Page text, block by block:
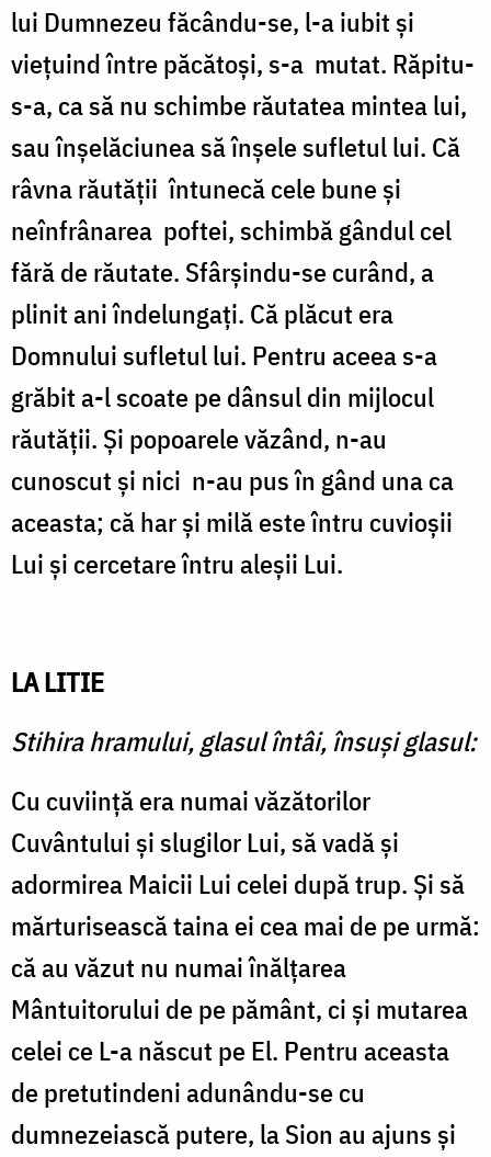
lui Dumnezeu făcându-se, l-a iubit şi
vieţuind între păcătoşi, s-a mutat. Răpitu-
s-a, ca să nu schimbe răutatea mintea lui,
sau înşelăciunea să înşele sufletul lui. Că
râvna răutăţii întunecă cele bune şi
neînfrânarea poftei, schimbă gândul cel
fără de răutate. Sfârşindu-se curând, a
plinit ani îndelungaţi. Că plăcut era
Domnului sufletul lui. Pentru aceea s-a
grăbit a-l scoate pe dânsul din mijlocul
răutăţii. Şi popoarele văzând, n-au
cunoscut şi nici n-au pus în gând una ca
aceasta; că har şi milă este întru cuvioşii
Lui şi cercetare întru aleşii Lui.
LA LITIE
Stihira hramului, glasul întâi, însuşi glasul:
Cu cuviinţă era numai văzătorilor
Cuvântului şi slugilor Lui, să vadă şi
adormirea Maicii Lui celei după trup. Şi să
mărturisească taina ei cea mai de pe urmă:
că au văzut nu numai înălţarea
Mântuitorului de pe pământ, ci şi mutarea
celei ce L-a născut pe El. Pentru aceasta
de pretutindeni adunându-se cu
dumnezeiască putere, la Sion au ajuns şi